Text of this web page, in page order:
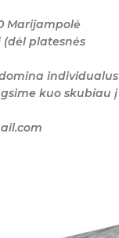
Marijampolė
platesnės
individualus
kuo skubiau į